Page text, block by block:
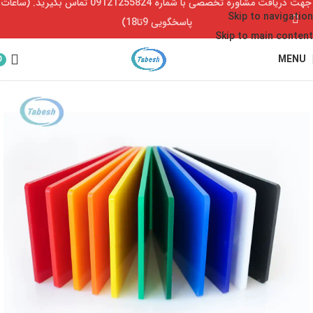
Skip to navigation
Skip to main content
MENU
پاسخگویی 9تا18)